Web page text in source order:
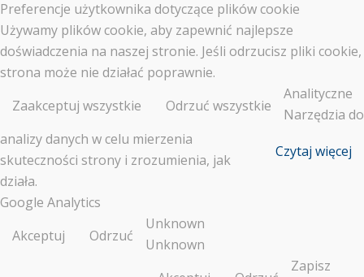
Preferencje użytkownika dotyczące plików cookie
Używamy plików cookie, aby zapewnić najlepsze
doświadczenia na naszej stronie. Jeśli odrzucisz pliki cookie,
strona może nie działać poprawnie.
Zaakceptuj wszystkie
Odrzuć wszystkie
Czytaj więcej
Analityczne
Narzędzia do
analizy danych w celu mierzenia
skuteczności strony i zrozumienia, jak
działa.
Google Analytics
Akceptuj
Odrzuć
Unknown
Unknown
Zapisz